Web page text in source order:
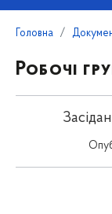
Головна
Робочі